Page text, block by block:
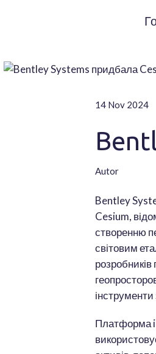
14 Nov 2024
Autor
Bentley
Cesium,
створенню
світовим
Платформа